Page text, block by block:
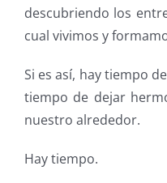
descubriendo los
cual vivimos y
Si es así, hay tiempo
tiempo de dejar
nuestro alrededor.
Hay tiempo.